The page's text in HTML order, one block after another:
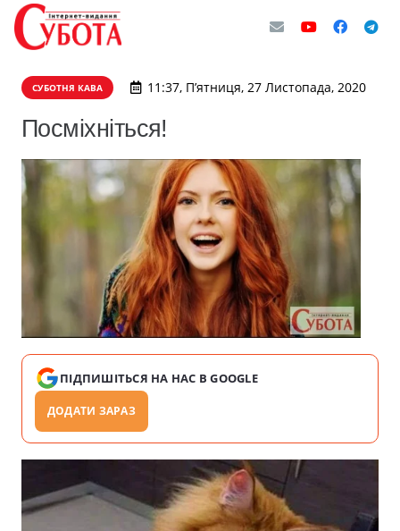
СУБОТНЯ КАВА 11:37, П’ятниця, 27 Листопада, 2020
Посміхніться!
ПІДПИШІТЬСЯ НА НАС В GOOGLE
ДОДАТИ ЗАРАЗ